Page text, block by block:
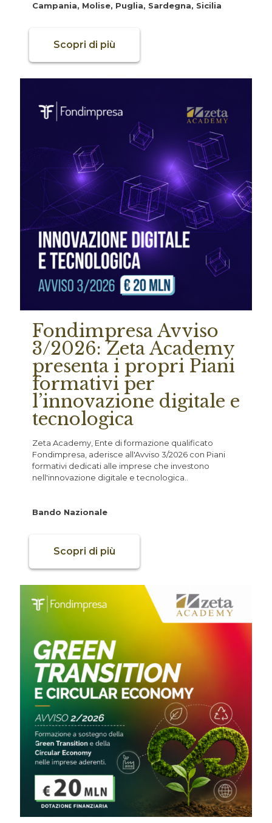
Campania, Molise, Puglia, Sardegna, Sicilia
Scopri di più
Fondimpresa Avviso
3/2026: Zeta Academy
presenta i propri Piani
formativi per
l’innovazione digitale e
tecnologica
Zeta Academy, Ente di formazione qualificato
Fondimpresa, aderisce all'Avviso 3/2026 con Piani
formativi dedicati alle imprese che investono
nell'innovazione digitale e tecnologica..
Bando Nazionale
Scopri di più